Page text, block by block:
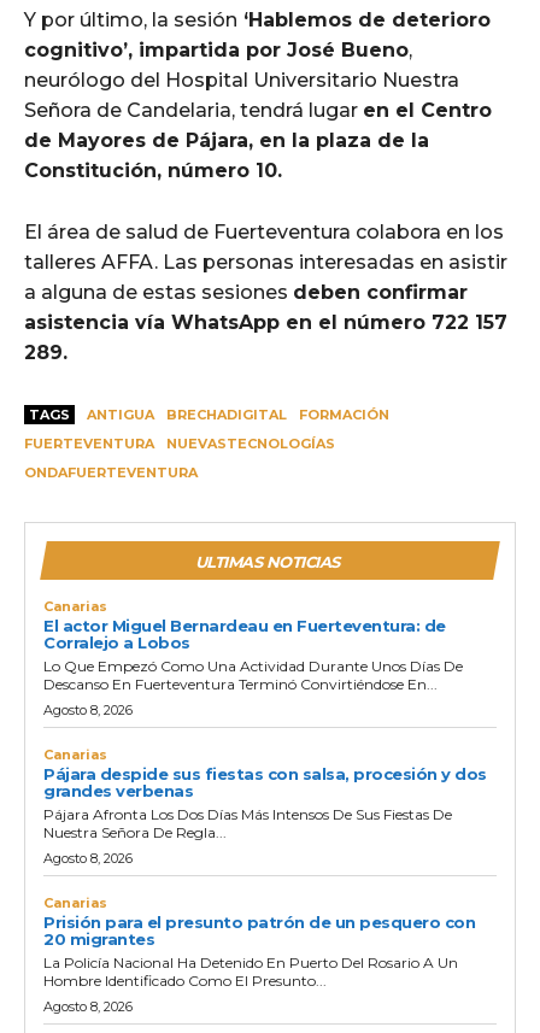
Y por último, la sesión ‘Hablemos de deterioro
cognitivo’, impartida por José Bueno,
neurólogo del Hospital Universitario Nuestra
Señora de Candelaria, tendrá lugar en el Centro
de Mayores de Pájara, en la plaza de la
Constitución, número 10.
El área de salud de Fuerteventura colabora en los
talleres AFFA. Las personas interesadas en asistir
a alguna de estas sesiones deben confirmar
asistencia vía WhatsApp en el número 722 157
289.
TAGS ANTIGUA BRECHADIGITAL
FORMACIÓN
FUERTEVENTURA
NUEVASTECNOLOGÍAS
ONDAFUERTEVENTURA
ULTIMAS NOTICIAS
Canarias
El actor Miguel Bernardeau en Fuerteventura: de
Corralejo a Lobos
Lo Que Empezó Como Una Actividad Durante Unos Días De
Descanso En Fuerteventura Terminó Convirtiéndose En...
Agosto 8, 2026
Canarias
Pájara despide sus fiestas con salsa, procesión y dos
grandes verbenas
Pájara Afronta Los Dos Días Más Intensos De Sus Fiestas De
Nuestra Señora De Regla...
Agosto 8, 2026
Canarias
Prisión para el presunto patrón de un pesquero con
20 migrantes
La Policía Nacional Ha Detenido En Puerto Del Rosario A Un
Hombre Identificado Como El Presunto...
Agosto 8, 2026